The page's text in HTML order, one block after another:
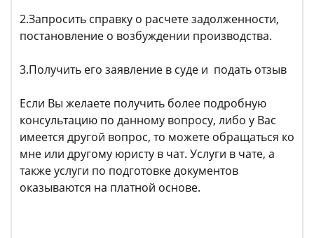
2.Запросить справку о расчете задолженности,
постановление о возбуждении производства.
3.Получить его заявление в суде и подать отзыв
Если Вы желаете получить более подробную
консультацию по данному вопросу, либо у Вас
имеется другой вопрос, то можете обращаться ко
мне или другому юристу в чат. Услуги в чате, а
также услуги по подготовке документов
оказываются на платной основе.